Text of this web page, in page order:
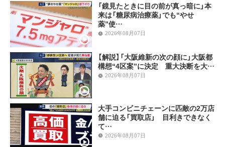
「鏡見たときに目の前が真っ暗に」本
来は「糖尿病治療薬」でも“やせ
薬”使…
2026年08月07日
【解説】「大阪維新の次の顔に」大阪都
構想“4区案”に決定 重大決断を大…
2026年08月07日
大手コンビニチェーンに匹敵の2万店
舗に迫る「買取店」 目利きできなく
て…
2026年08月07日